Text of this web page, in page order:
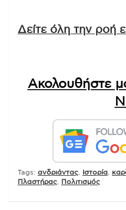
Δείτε όλη την ροή
Ακολουθήστε
Tags: ανδριάντας Ιστορία
Πλαστήρας
Πολιτισμός